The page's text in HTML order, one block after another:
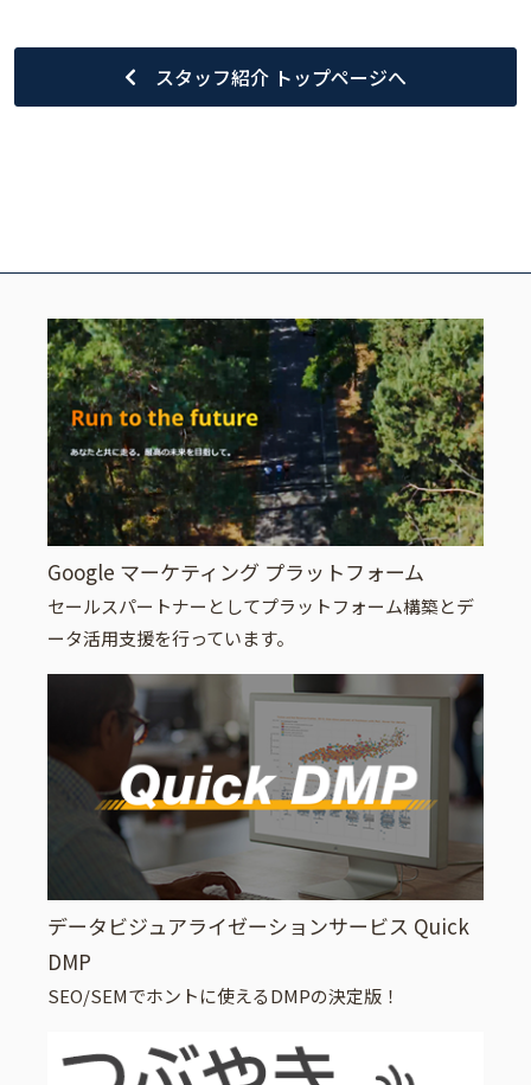
スタッフ紹介 トップページへ
Google マーケティング プラットフォーム
セールスパートナーとしてプラットフォーム構築とデ
ータ活用支援を行っています。
データビジュアライゼーションサービス Quick
DMP
SEO/SEMでホントに使えるDMPの決定版！